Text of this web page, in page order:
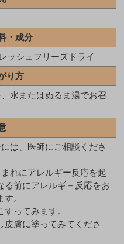
・成分
ッシュフリーズドライ
り方
水またはぬるま湯でお召
は、医師にご相談くださ
れにアレルギー反応を起
る前にアレルギ－反応をお
。
ってみます。
皮膚に塗ってみてくださ